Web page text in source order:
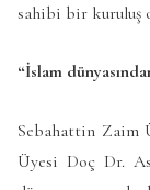
sahibi bir kuruluş
“İslam
Sebahattin Zaim
Üyesi Doç Dr.